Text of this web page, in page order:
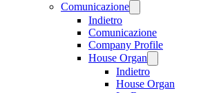
Comunicazione
Indietro
Comunicazione
Company Profile
House Organ
Indietro
House Organ